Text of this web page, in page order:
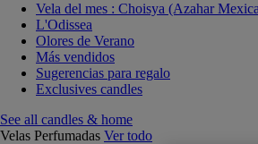
Vela del mes : Choisya (Azahar
L'Odissea
Olores de Verano
Más vendidos
Sugerencias para regalo
Exclusives candles
See all candles & home
Velas Perfumadas Ver todo